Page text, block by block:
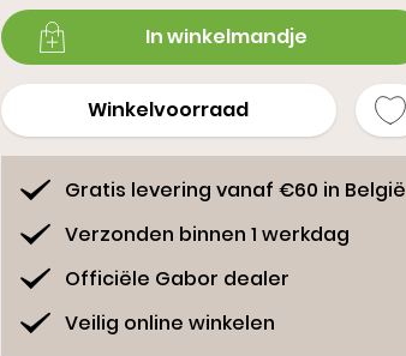
SlippersIn winkelmandje
Winkelvoorraad
Gratis levering vanaf €60 in België
Verzonden binnen 1 werkdag
Officiële Gabor dealer
Veilig online winkelen